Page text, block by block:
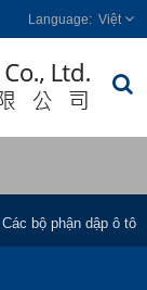
Việt
Các bộ phận dập ô tô